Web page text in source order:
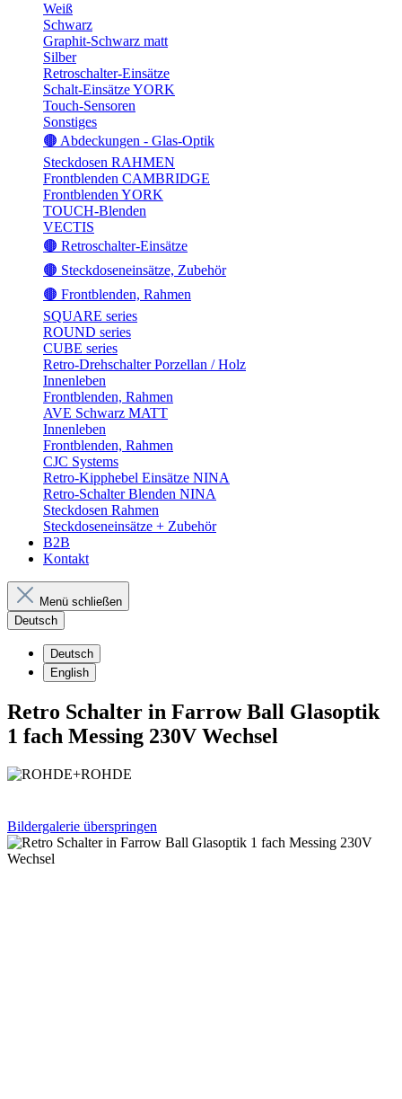
Weiß
Schwarz
Graphit-Schwarz matt
Silber
Retroschalter-Einsätze
Schalt-Einsätze YORK
Touch-Sensoren
Sonstiges
🟤 Abdeckungen - Glas-Optik
Steckdosen RAHMEN
Frontblenden CAMBRIDGE
Frontblenden YORK
TOUCH-Blenden
VECTIS
🟤 Retroschalter-Einsätze
🟤 Steckdoseneinsätze, Zubehör
🟤 Frontblenden, Rahmen
SQUARE series
ROUND series
CUBE series
Retro-Drehschalter Porzellan / Holz
Innenleben
Frontblenden, Rahmen
AVE Schwarz MATT
Innenleben
Frontblenden, Rahmen
CJC Systems
Retro-Kipphebel Einsätze NINA
Retro-Schalter Blenden NINA
Steckdosen Rahmen
Steckdoseneinsätze + Zubehör
B2B
Kontakt
Menü schließen
Deutsch
Deutsch
English
Retro Schalter in Farrow Ball Glasoptik
1 fach Messing 230V Wechsel
Bildergalerie überspringen